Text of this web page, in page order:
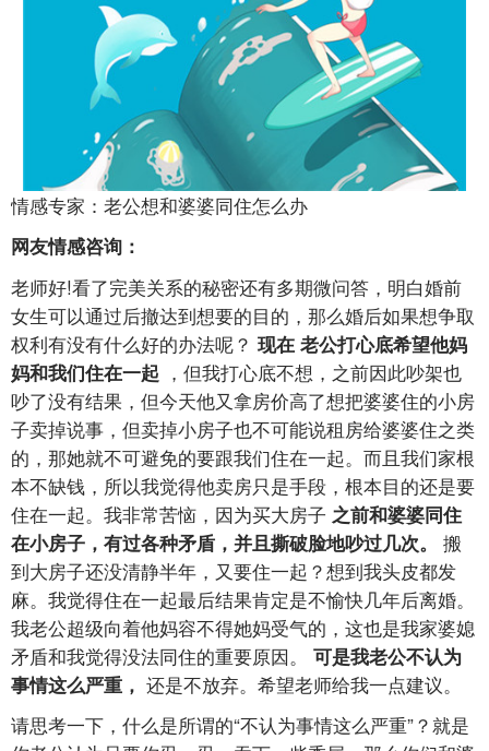
情感专家：老公想和婆婆同住怎么办
网友情感咨询：
老师好!看了完美关系的秘密还有多期微问答，明白婚前
女生可以通过后撤达到想要的目的，那么婚后如果想争取
权利有没有什么好的办法呢？ 现在 老公打心底希望他妈
妈和我们住在一起 ，但我打心底不想，之前因此吵架也
吵了没有结果，但今天他又拿房价高了想把婆婆住的小房
子卖掉说事，但卖掉小房子也不可能说租房给婆婆住之类
的，那她就不可避免的要跟我们住在一起。而且我们家根
本不缺钱，所以我觉得他卖房只是手段，根本目的还是要
住在一起。我非常苦恼，因为买大房子 之前和婆婆同住
在小房子，有过各种矛盾，并且撕破脸地吵过几次。 搬
到大房子还没清静半年，又要住一起？想到我头皮都发
麻。我觉得住在一起最后结果肯定是不愉快几年后离婚。
我老公超级向着他妈容不得她妈受气的，这也是我家婆媳
矛盾和我觉得没法同住的重要原因。 可是我老公不认为
事情这么严重， 还是不放弃。希望老师给我一点建议。
请思考一下，什么是所谓的“不认为事情这么严重”？就是